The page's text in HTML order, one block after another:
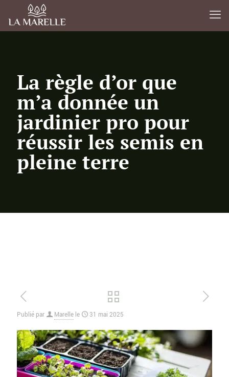
La règle d’or que
m’a donnée un
jardinier pro pour
réussir les semis en
pleine terre
Publié par Marelle le 31 mai 2025